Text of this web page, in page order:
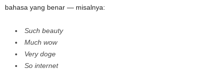
bahasa yang benar — misalnya:
Such beauty
Much wow
Very doge
So internet